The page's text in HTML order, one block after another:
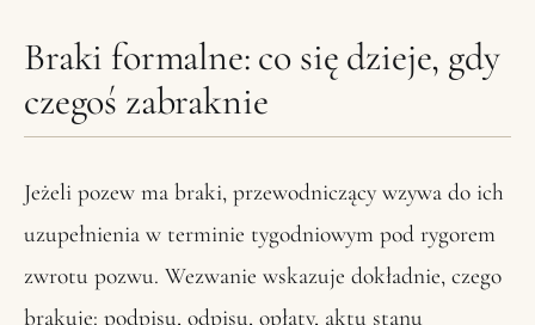
Braki formalne: co się dzieje, gdy
czegoś zabraknie
Jeżeli pozew ma braki, przewodniczący wzywa do ich
uzupełnienia w terminie tygodniowym pod rygorem
zwrotu pozwu. Wezwanie wskazuje dokładnie, czego
brakuje: podpisu, odpisu, opłaty, aktu stanu